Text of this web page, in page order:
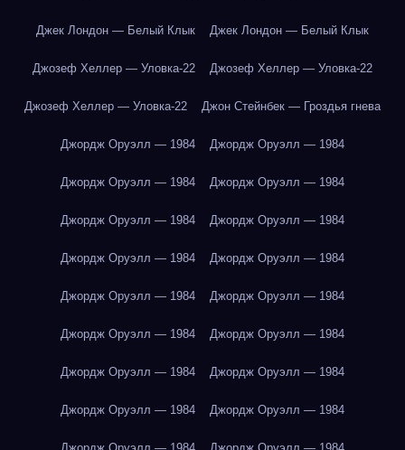
Джек Лондон — Белый Клык Джек Лондон — Белый Клык
Джозеф Хеллер — Уловка-22 Джозеф Хеллер — Уловка-22
Джозеф Хеллер — Уловка-22 Джон Стейнбек — Гроздья гнева
Джордж Оруэлл — 1984 Джордж Оруэлл — 1984
Джордж Оруэлл — 1984 Джордж Оруэлл — 1984
Джордж Оруэлл — 1984 Джордж Оруэлл — 1984
Джордж Оруэлл — 1984 Джордж Оруэлл — 1984
Джордж Оруэлл — 1984 Джордж Оруэлл — 1984
Джордж Оруэлл — 1984 Джордж Оруэлл — 1984
Джордж Оруэлл — 1984 Джордж Оруэлл — 1984
Джордж Оруэлл — 1984 Джордж Оруэлл — 1984